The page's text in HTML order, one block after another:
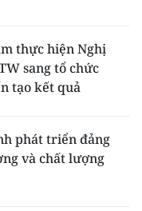
thực hiện Nghị
sang tổ chức
tạo kết quả
phát triển đảng
và chất lượng